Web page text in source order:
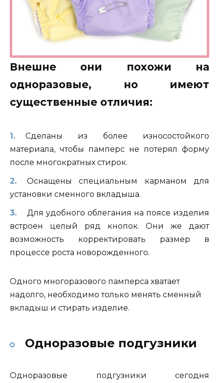
Внешне они похожи на
одноразовые, но имеют
существенные отличия:
Сделаны из более износостойкого
материала, чтобы памперс не потерял форму
после многократных стирок.
Оснащены специальным карманом для
установки сменного вкладыша.
Для удобного облегания на поясе изделия
встроен целый ряд кнопок. Они же дают
возможность корректировать размер в
процессе роста новорожденного.
Одного многоразового памперса хватает
надолго, необходимо только менять сменный
вкладыш и стирать изделие.
Одноразовые подгузники
Одноразовые подгузники сегодня